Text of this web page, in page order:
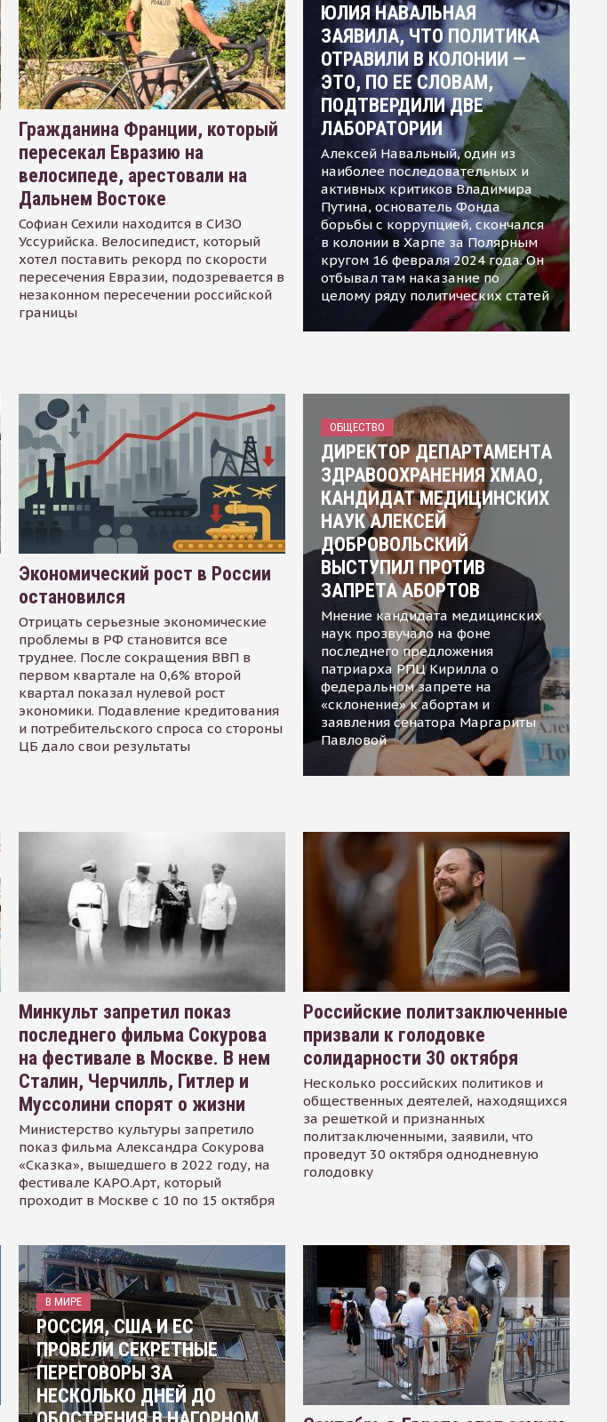
Гражданина Франции, который
пересекал Евразию на
велосипеде, арестовали на
Дальнем Востоке
Софиан Сехили находится в СИЗО
Уссурийска. Велосипедист, который
хотел поставить рекорд по скорости
пересечения Евразии, подозревается в
незаконном пересечении российской
границы
ЮЛИЯ НАВАЛЬНАЯ
ЗАЯВИЛА, ЧТО ПОЛИТИКА
ОТРАВИЛИ В КОЛОНИИ —
ЭТО, ПО ЕЕ СЛОВАМ,
ПОДТВЕРДИЛИ ДВЕ
ЛАБОРАТОРИИ
Алексей Навальный, один из
наиболее последовательных и
активных критиков Владимира
Путина, основатель Фонда
борьбы с коррупцией, скончался
в колонии в Харпе за Полярным
кругом 16 февраля 2024 года. Он
отбывал там наказание по
целому ряду политических статей
Экономический рост в России
остановился
Отрицать серьезные экономические
проблемы в РФ становится все
труднее. После сокращения ВВП в
первом квартале на 0,6% второй
квартал показал нулевой рост
экономики. Подавление кредитования
и потребительского спроса со стороны
ЦБ дало свои результаты
ОБЩЕСТВО
ДИРЕКТОР ДЕПАРТАМЕНТА
ЗДРАВООХРАНЕНИЯ ХМАО,
КАНДИДАТ МЕДИЦИНСКИХ
НАУК АЛЕКСЕЙ
ДОБРОВОЛЬСКИЙ
ВЫСТУПИЛ ПРОТИВ
ЗАПРЕТА АБОРТОВ
Мнение кандидата медицинских
наук прозвучало на фоне
последнего предложения
патриарха РПЦ Кирилла о
федеральном запрете на
«склонение» к абортам и
заявления сенатора Маргариты
Павловой
Минкульт запретил показ
последнего фильма Сокурова
на фестивале в Москве. В нем
Сталин, Черчилль, Гитлер и
Муссолини спорят о жизни
Министерство культуры запретило
показ фильма Александра Сокурова
«Сказка», вышедшего в 2022 году, на
фестивале КАРО.Арт, который
проходит в Москве с 10 по 15 октября
Российские политзаключенные
призвали к голодовке
солидарности 30 октября
Несколько российских политиков и
общественных деятелей, находящихся
за решеткой и признанных
политзаключенными, заявили, что
проведут 30 октября однодневную
голодовку
В МИРЕ
РОССИЯ, США И ЕС
ПРОВЕЛИ СЕКРЕТНЫЕ
ПЕРЕГОВОРЫ ЗА
НЕСКОЛЬКО ДНЕЙ ДО